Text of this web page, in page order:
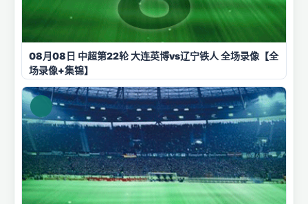
08月08日 中超第22轮 大连英博vs辽宁铁人 全场录像【全
场录像+集锦】